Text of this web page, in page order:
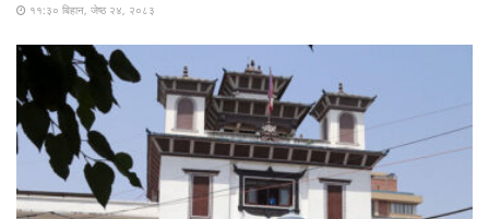
११:३० बिहान, जेष्ठ २४, २०८३